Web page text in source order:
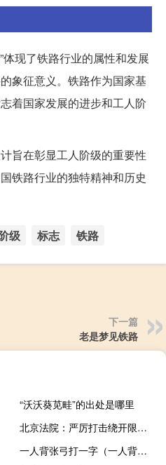
体现了铁路行业的属性和发展
象征意义。铁路作为国家基
着国家发展的进步和工人阶
旨在彰显工人阶级的重要性
铁路行业的独特精神和历史
级 标志 铁路
下一篇
老是梦见铁路
“沃沃葵苋畦”的出处是哪里
北京法院：严厉打击绕开限制消费令乘机违法行为
一人背张弓打一字（一人背张弓 打一字）